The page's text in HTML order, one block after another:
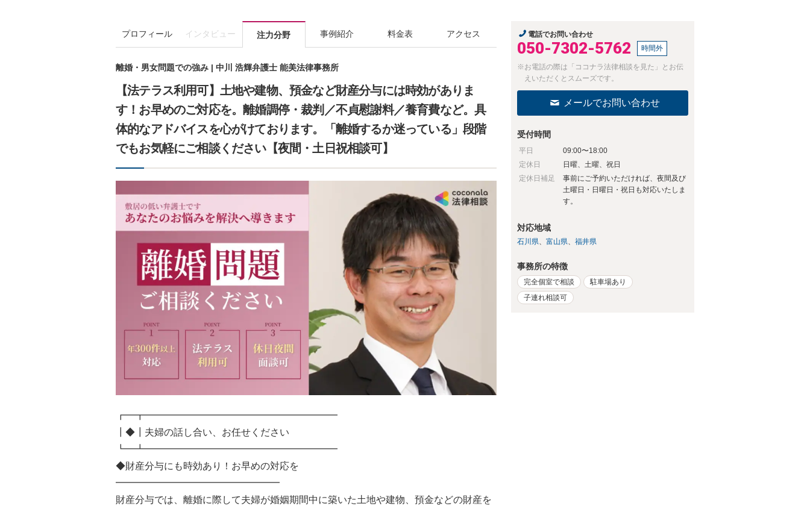
プロフィール インタビュー 注力分野 事例紹介 料金表 アクセス
離婚・男女問題での強み | 中川 浩輝弁護士 能美法律事務所
【法テラス利用可】土地や建物、預金など財産分与には時効がありま
す！お早めのご対応を。離婚調停・裁判／不貞慰謝料／養育費など。具
体的なアドバイスを心がけております。「離婚するか迷っている」段階
でもお気軽にご相談ください【夜間・土日祝相談可】
┏━┳━━━━━━━━━━━━━━━━━━━━
┃◆┃夫婦の話し合い、お任せください
┗━┻━━━━━━━━━━━━━━━━━━━━
◆財産分与にも時効あり！お早めの対応を
━━━━━━━━━━━━━━━━━
財産分与では、離婚に際して夫婦が婚姻期間中に築いた土地や建物、預金などの財産を
電話でお問い合わせ
050-7302-5762 時間外
※お電話の際は「ココナラ法律相談を見た」とお伝
えいただくとスムーズです。
メールでお問い合わせ
受付時間
平日
09:00〜18:00
定休日
日曜、土曜、祝日
定休日補足
事前にご予約いただければ、夜間及び
土曜日・日曜日・祝日も対応いたしま
す。
対応地域
石川県 富山県 福井県
事務所の特徴
完全個室で相談
駐車場あり
子連れ相談可